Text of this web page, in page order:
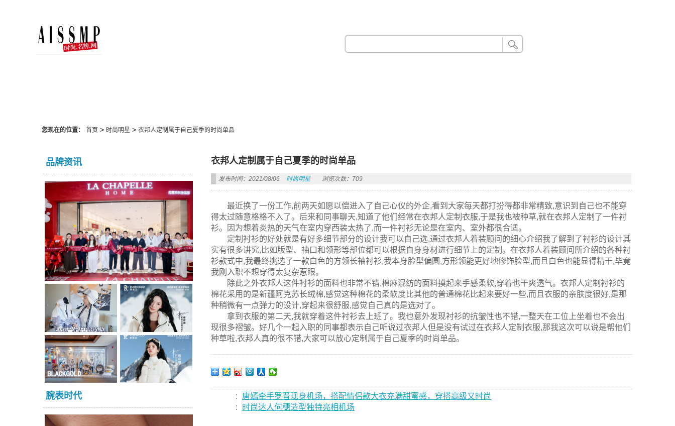
您现在的位置： 首页> 时尚明星 > 衣邦人定制属于自己夏季的时尚单品
品牌资讯
腕表时代
衣邦人定制属于自己夏季的时尚单品
发布时间：2021/08/06 时尚明星 浏览次数：709
最近换了一份工作,前两天如愿以偿进入了自己心仪的外企,看到大家每天都打扮得都非常精致,意识到自己也不能穿
得太过随意格格不入了。后来和同事聊天,知道了他们经常在衣邦人定制衣服,于是我也被种草,就在衣邦人定制了一件衬
衫。因为想着炎热的天气在室内穿西装太热了,而一件衬衫无论是在室内、室外都很合适。
定制衬衫的好处就是有好多细节部分的设计我可以自己选,通过衣邦人着装顾问的细心介绍我了解到了衬衫的设计其
实有很多讲究,比如版型、袖口和领形等部位都可以根据自身身材进行细节上的定制。在衣邦人着装顾问所介绍的各种衬
衫款式中,我最终挑选了一款白色的方领长袖衬衫,我本身脸型偏圆,方形领能更好地修饰脸型,而且白色也能显得精干,毕竟
我刚入职不想穿得太复杂惹眼。
除此之外衣邦人这件衬衫的面料也非常不错,棉麻混纺的面料摸起来手感柔软,穿着也干爽透气。衣邦人定制衬衫的
棉花采用的是新疆阿克苏长绒棉,感觉这种棉花的柔软度比其他的普通棉花比起来要好一些,而且衣服的亲肤度很好,是那
种稍微有一点弹力的设计,穿起来很舒服,感觉自己真的是选对了。
拿到衣服的第二天,我就穿着这件衬衫去上班了。我也意外发现衬衫的抗皱性也不错,一整天在工位上坐着也不会出
现很多褶皱。好几个一起入职的同事都表示自己听说过衣邦人但是没有试过在衣邦人定制衣服,那我这次可以说是帮他们
种草啦,衣邦人真的很不错,大家可以放心定制属于自己夏季的时尚单品。
:
唐嫣牵手罗晋现身机场，搭配情侣款大衣充满甜蜜感，穿搭高级又时尚
:
时尚达人何穗造型独特亮相机场